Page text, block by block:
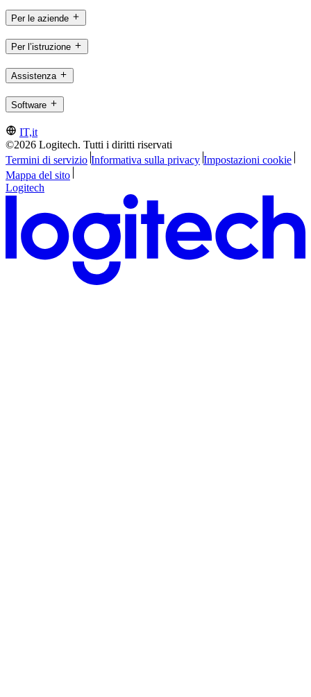
Per le aziende
Per l’istruzione
Assistenza
Software
IT,it
©2026 Logitech. Tutti i diritti riservati
Termini di servizio Informativa sulla privacy Impostazioni cookie
Mappa del sito
Logitech